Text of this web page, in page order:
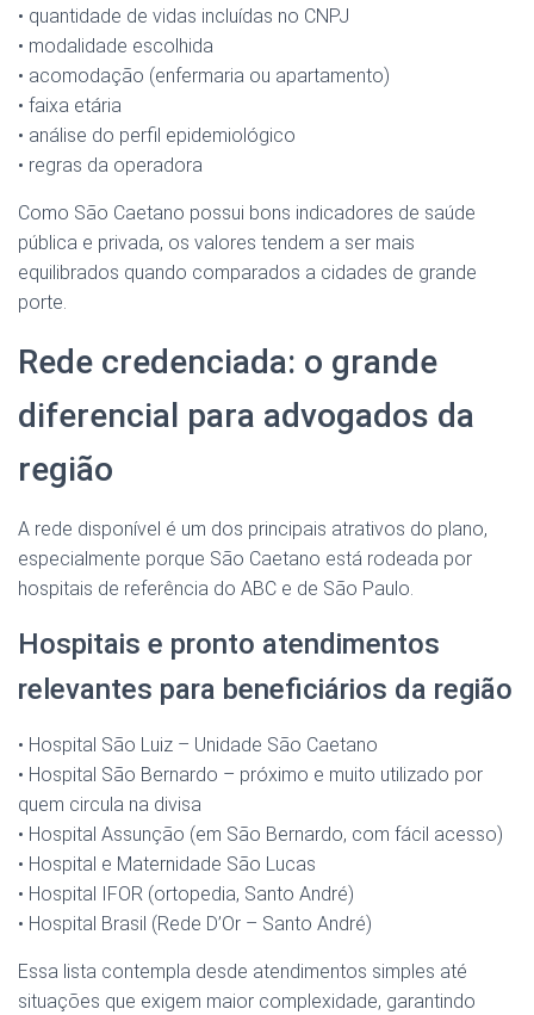
• quantidade de vidas incluídas no CNPJ
• modalidade escolhida
• acomodação (enfermaria ou apartamento)
• faixa etária
• análise do perfil epidemiológico
• regras da operadora
Como São Caetano possui bons indicadores de saúde
pública e privada, os valores tendem a ser mais
equilibrados quando comparados a cidades de grande
porte.
Rede credenciada: o grande
diferencial para advogados da
região
A rede disponível é um dos principais atrativos do plano,
especialmente porque São Caetano está rodeada por
hospitais de referência do ABC e de São Paulo.
Hospitais e pronto atendimentos
relevantes para beneficiários da região
• Hospital São Luiz – Unidade São Caetano
• Hospital São Bernardo – próximo e muito utilizado por
quem circula na divisa
• Hospital Assunção (em São Bernardo, com fácil acesso)
• Hospital e Maternidade São Lucas
• Hospital IFOR (ortopedia, Santo André)
• Hospital Brasil (Rede D’Or – Santo André)
Essa lista contempla desde atendimentos simples até
situações que exigem maior complexidade, garantindo